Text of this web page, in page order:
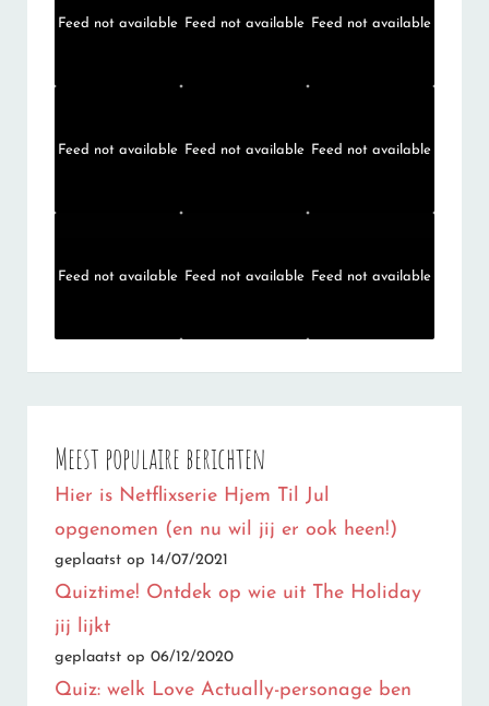
Feed not available Feed not available Feed not available
Feed not available Feed not available Feed not available
Feed not available Feed not available Feed not available
Meest populaire berichten
Hier is Netflixserie Hjem Til Jul
opgenomen (en nu wil jij er ook heen!)
geplaatst op 14/07/2021
Quiztime! Ontdek op wie uit The Holiday
jij lijkt
geplaatst op 06/12/2020
Quiz: welk Love Actually-personage ben